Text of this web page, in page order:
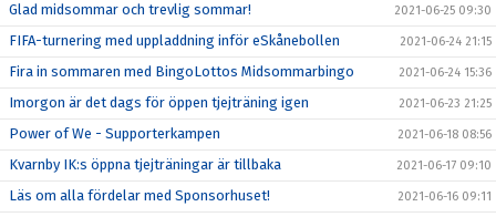
Glad midsommar och trevlig sommar! 2021-06-25 09:30
FIFA-turnering med uppladdning inför eSkånebollen 2021-06-24 21:15
Fira in sommaren med BingoLottos Midsommarbingo 2021-06-24 15:36
Imorgon är det dags för öppen tjejträning igen 2021-06-23 21:25
Power of We - Supporterkampen 2021-06-18 08:56
Kvarnby IK:s öppna tjejträningar är tillbaka 2021-06-17 09:10
Läs om alla fördelar med Sponsorhuset! 2021-06-16 09:11